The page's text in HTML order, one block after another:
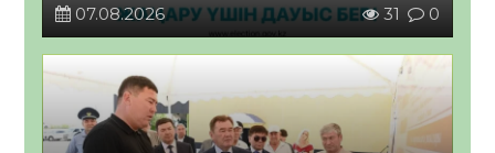
07.08.2026
31 0